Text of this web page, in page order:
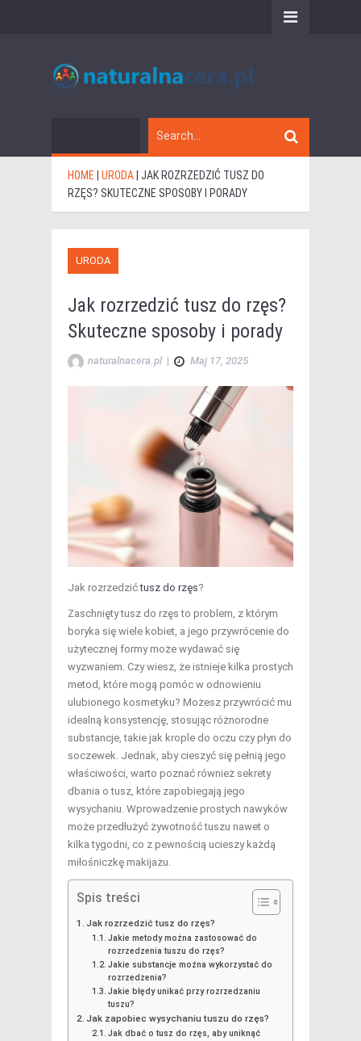
HOME URODA JAK ROZRZEDZIĆ TUSZ DO
RZĘS? SKUTECZNE SPOSOBY I PORADY
URODA
Jak rozrzedzić tusz do rzęs?
Skuteczne sposoby i porady
naturalnacera.pl | Maj 17, 2025
Jak rozrzedzićtusz do rzęs?
Zaschnięty tusz do rzęs to problem, z którym
boryka się wiele kobiet, a jego przywrócenie do
użytecznej formy może wydawać się
wyzwaniem. Czy wiesz, że istnieje kilka prostych
metod, które mogą pomóc w odnowieniu
ulubionego kosmetyku? Możesz przywrócić mu
idealną konsystencję, stosując różnorodne
substancje, takie jak krople do oczu czy płyn do
soczewek. Jednak, aby cieszyć się pełnią jego
właściwości, warto poznać również sekrety
dbania o tusz, które zapobiegają jego
wysychaniu. Wprowadzenie prostych nawyków
może przedłużyć żywotność tuszu nawet o
kilka tygodni, co z pewnością ucieszy każdą
miłośniczkę makijażu.
Spis treści
Jak rozrzedzić tusz do rzęs?
Jakie metody można zastosować do
rozrzedzenia tuszu do rzęs?
Jakie substancje można wykorzystać do
rozrzedzenia?
Jakie błędy unikać przy rozrzedzaniu
tuszu?
Jak zapobiec wysychaniu tuszu do rzęs?
Jak dbać o tusz do rzęs, aby uniknąć